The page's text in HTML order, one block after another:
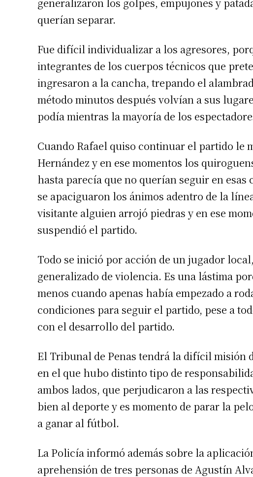
Suscribirme
Dirección de correo
querían separar.
Fue difícil individualizar a los agresores,
integrantes de los cuerpos técnicos que
ingresaron a la cancha, trepando el
método minutos después volvían a sus
podía mientras la mayoría de los
Cuando Rafael quiso continuar el partido le
Hernández y en ese momentos los
hasta parecía que no querían seguir en
se apaciguaron los ánimos adentro de la
visitante alguien arrojó piedras y en ese
suspendió el partido.
Todo se inició por acción de un jugador
generalizado de violencia. Es una lástima
menos cuando apenas había empezado a
condiciones para seguir el partido, pese a
con el desarrollo del partido.
El Tribunal de Penas tendrá la difícil misión
en el que hubo distinto tipo de
ambos lados, que perjudicaron a las
bien al deporte y es momento de parar la
a ganar al fútbol.
La Policía informó además sobre la
aprehensión de tres personas de Agustín